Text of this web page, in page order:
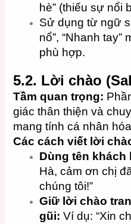
hè” (thiếu sự nổi
Sử dụng từ ngữ
nổ”, “Nhanh
phù hợp.
5.2. Lời chào
Tầm quan trọng:
giác thân thiện và
mang tính cá nhân
Các cách viết lời
Dùng tên
Hà, cảm ơn chị
chúng tôi!”
Giữ lời chào
gũi:Ví dụ: “Xin